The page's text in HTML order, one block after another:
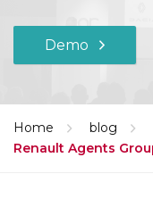
Demo
Home blog
Renault Agents